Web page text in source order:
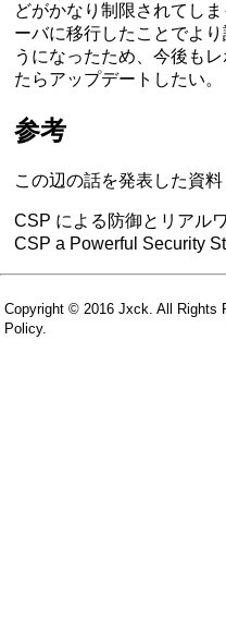
どがかなり制限されてし
ーバに移行したことでよ
うになったため、今後も
たらアップデートしたい。
参考
この辺の話を発表した資料
CSP による防御とリアル
CSP a Powerful Security
Copyright © 2016Jxck . All Rights
Policy.